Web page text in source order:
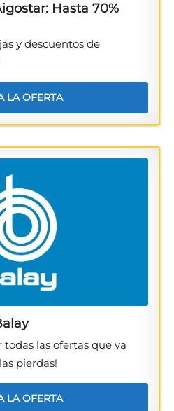
Hasta 70%
y descuentos de
LA OFERTA
las ofertas que va
pierdas!
LA OFERTA